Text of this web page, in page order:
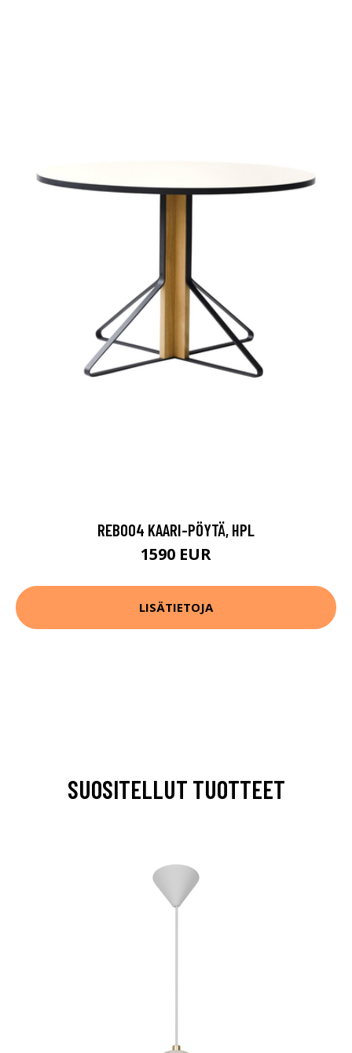
REB004 KAARI-PÖYTÄ, HPL
1590 EUR
LISÄTIETOJA
SUOSITELLUT TUOTTEET